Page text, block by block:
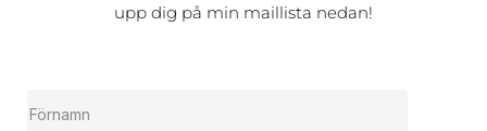
upp dig på min maillista nedan!